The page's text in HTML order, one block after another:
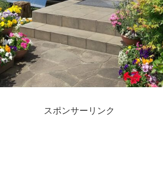
スポンサーリンク